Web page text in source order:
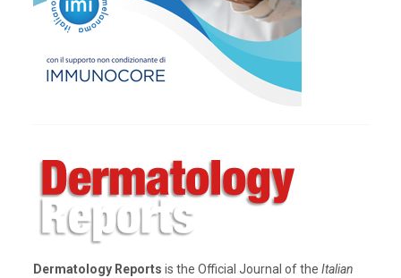
Dermatology Reports is the Official Journal of the Italian